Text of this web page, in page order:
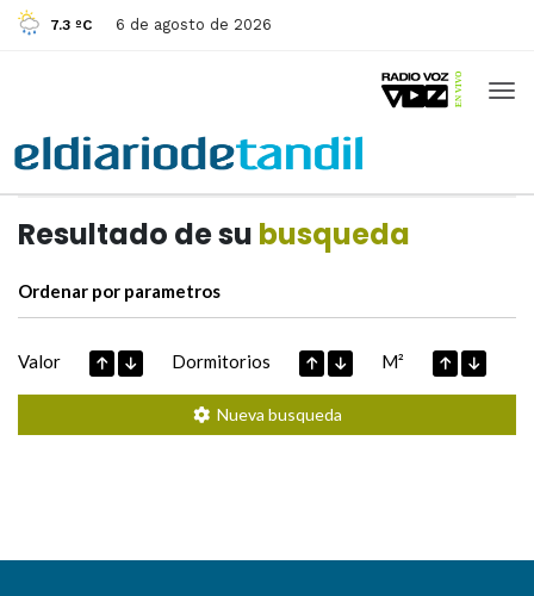
7.3 ºC 6 de agosto de 2026
Resultado de su busqueda
Ordenar por parametros
Valor Dormitorios M²
Nueva busqueda